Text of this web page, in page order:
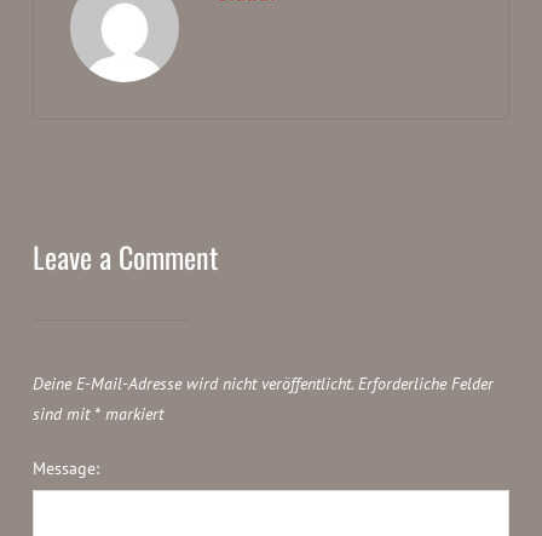
Leave a Comment
Deine E-Mail-Adresse wird nicht veröffentlicht. Erforderliche Felder
sind mit *markiert
Message: